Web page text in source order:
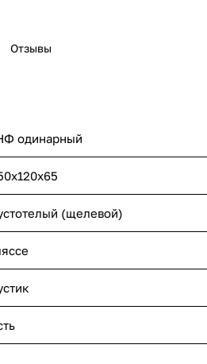
Отзывы
одинарный
(щелевой)